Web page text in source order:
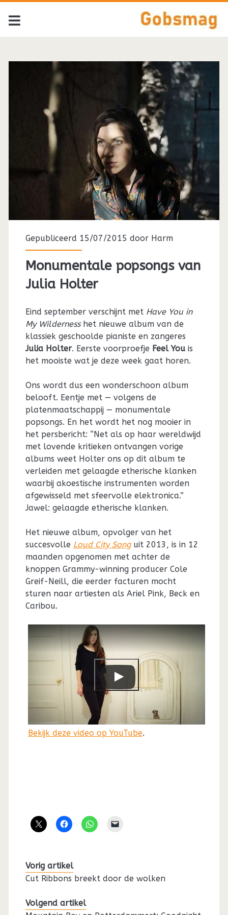
Gepubliceerd 15/07/2015 door Harm
Monumentale popsongs van
Julia Holter
Eind september verschijnt met Have You in
My Wildernesshet nieuwe album van de
klassiek geschoolde pianiste en zangeres
Julia Holter. Eerste voorproefje Feel Youis
het mooiste wat je deze week gaat horen.
Ons wordt dus een wonderschoon album
belooft. Eentje met — volgens de
platenmaatschappij — monumentale
popsongs. En het wordt het nog mooier in
het persbericht: “Net als op haar wereldwijd
met lovende kritieken ontvangen vorige
albums weet Holter ons op dit album te
verleiden met gelaagde etherische klanken
waarbij akoestische instrumenten worden
afgewisseld met sfeervolle elektronica.”
Jawel: gelaagde etherische klanken.
Het nieuwe album, opvolger van het
succesvolle Loud City Songuit 2013, is in 12
maanden opgenomen met achter de
knoppen Grammy-winning producer Cole
Greif-Neill, die eerder facturen mocht
sturen naar artiesten als Ariel Pink, Beck en
Caribou.
Bekijk deze video op YouTube.
Vorig artikel
Cut Ribbons breekt door de wolken
Volgend artikel